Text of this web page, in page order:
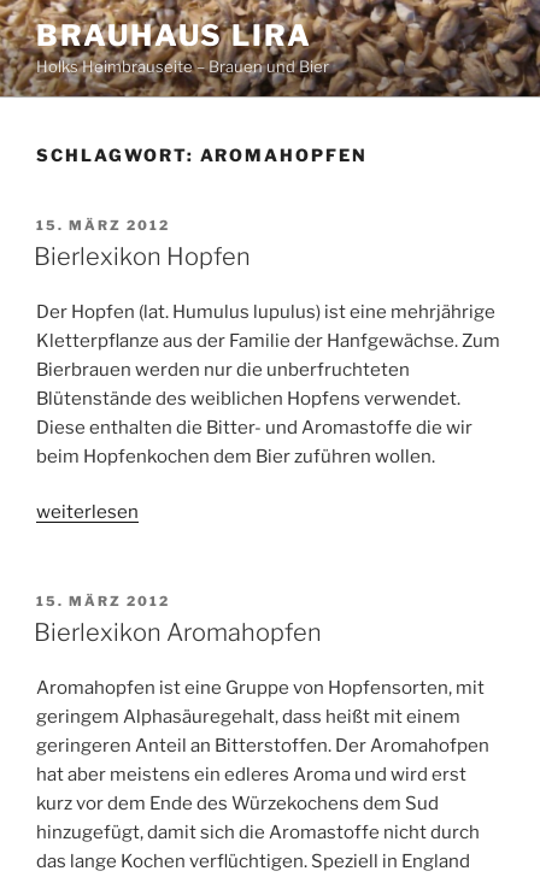
Zum
Inhalt
springen
BRAUHAUS LIRA
Holks Heimbrauseite – Brauen und Bier
SCHLAGWORT: AROMAHOPFEN
VERÖFFENTLICHT
AM
15. MÄRZ 2012
Bierlexikon Hopfen
Der Hopfen (lat. Humulus lupulus) ist eine mehrjährige
Kletterpflanze aus der Familie der Hanfgewächse. Zum
Bierbrauen werden nur die unberfruchteten
Blütenstände des weiblichen Hopfens verwendet.
Diese enthalten die Bitter- und Aromastoffe die wir
beim Hopfenkochen dem Bier zuführen wollen.
„Bierlexikon
weiterlesen
VERÖFFENTLICHT
AM
15. MÄRZ 2012
Bierlexikon Aromahopfen
Aromahopfen ist eine Gruppe von Hopfensorten, mit
geringem Alphasäuregehalt, dass heißt mit einem
geringeren Anteil an Bitterstoffen. Der Aromahofpen
hat aber meistens ein edleres Aroma und wird erst
kurz vor dem Ende des Würzekochens dem Sud
hinzugefügt, damit sich die Aromastoffe nicht durch
das lange Kochen verflüchtigen. Speziell in England